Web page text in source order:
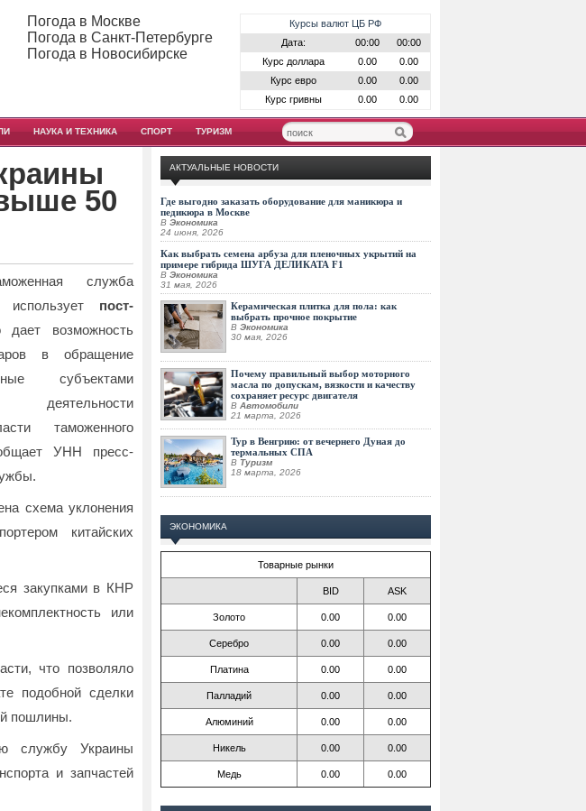
Курсы валют ЦБ РФ
Дата:
00:00
00:00
Курс доллара
0.00
0.00
Курс евро
0.00
0.00
Курс гривны
0.00 0.00
Погода в Москве
Погода в Санкт-Петербурге
Погода в Новосибирске
НАУКА И ТЕХНИКА СПОРТ ТУРИЗМ
50
служба
использует пост-
дает возможность
в обращение
субъектами
деятельности
таможенного
УНН пресс-
схема уклонения
китайских
закупками в КНР
или
что позволяло
подобной сделки
пошлины.
службу Украины
и запчастей
АКТУАЛЬНЫЕ НОВОСТИ
Где выгодно заказать оборудование для маникюра и
педикюра в Москве
В Экономика
24 июня, 2026
Как выбрать семена арбуза для пленочных укрытий на
примере гибрида ШУГА ДЕЛИКАТА F1
В Экономика
31 мая, 2026
Керамическая плитка для пола: как
выбрать прочное покрытие
В Экономика
30 мая, 2026
Почему правильный выбор моторного
масла по допускам, вязкости и качеству
сохраняет ресурс двигателя
В Автомобили
21 марта, 2026
Тур в Венгрию: от вечернего Дуная до
термальных СПА
В Туризм
18 марта, 2026
ЭКОНОМИКА
Товарные рынки
BID ASK
Золото 0.00 0.00
Серебро 0.00 0.00
Платина 0.00 0.00
Палладий 0.00 0.00
Алюминий 0.00 0.00
Никель 0.00 0.00
Медь 0.00 0.00